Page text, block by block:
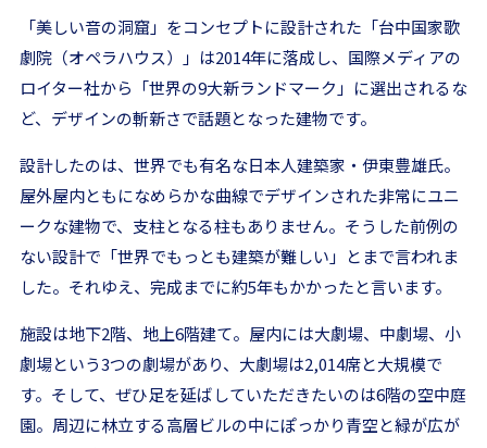
「美しい音の洞窟」をコンセプトに設計された「台中国家歌
劇院（オペラハウス）」は2014年に落成し、国際メディアの
ロイター社から「世界の9大新ランドマーク」に選出されるな
ど、デザインの斬新さで話題となった建物です。
設計したのは、世界でも有名な日本人建築家・伊東豊雄氏。
屋外屋内ともになめらかな曲線でデザインされた非常にユニ
ークな建物で、支柱となる柱もありません。そうした前例の
ない設計で「世界でもっとも建築が難しい」とまで言われま
した。それゆえ、完成までに約5年もかかったと言います。
施設は地下2階、地上6階建て。屋内には大劇場、中劇場、小
劇場という3つの劇場があり、大劇場は2,014席と大規模で
す。そして、ぜひ足を延ばしていただきたいのは6階の空中庭
園。周辺に林立する高層ビルの中にぽっかり青空と緑が広が